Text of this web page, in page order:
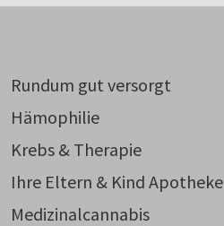
Rundum gut versorgt
Hämophilie
Krebs & Therapie
Ihre Eltern & Kind Apotheke
Medizinalcannabis